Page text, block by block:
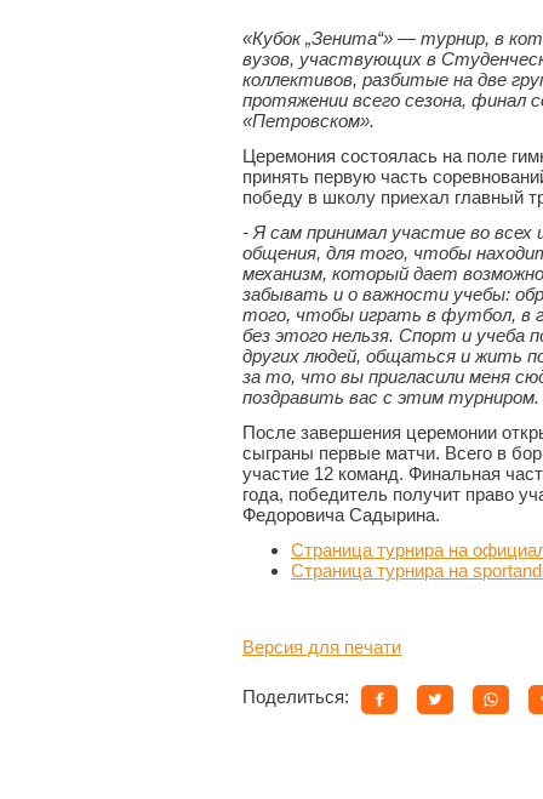
«Кубок „Зенита“» — турнир, в
вузов, участвующих в
коллективов, разбитые на две
протяжении всего сезона, финал
«Петровском».
Церемония состоялась на поле
принять первую часть
победу в школу приехал главный
- Я сам принимал участие во
общения, для того, чтобы
механизм, который дает
забывать и о важности учебы:
того, чтобы играть в футбол, в
без этого нельзя. Спорт и учеба
других людей, общаться и жить
за то, что вы пригласили меня
поздравить вас с этим турниром.
После завершения церемонии
сыграны первые матчи. Всего в
участие 12 команд. Финальная
года, победитель получит право
Федоровича Садырина.
Страница турнира на
Страница турнира на
Версия для печати
Поделиться: